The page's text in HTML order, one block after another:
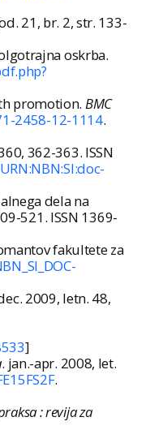
21, br. 2, str. 133-
oskrba.
promotion. BMC
2458-12-1114.
362-363. ISSN
dela na
521. ISSN 1369-
fakultete za
2009, letn. 48,
]
. jan.-apr. 2008, let.
.
: revija za